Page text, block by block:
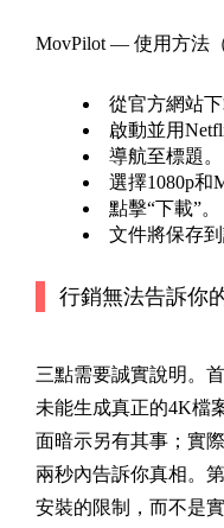
MovPilot — 使用方法（
從官方網站下
啟動並用
導航至標題。
選擇1080p和
點擊“下載”。
文件將保存到
行銷無法告訴你
三點需要誠實說明。
未能生成真正的4K檔
面暗示另有其事；實
兩秒內告訴你真相。
安裝的限制，而不是